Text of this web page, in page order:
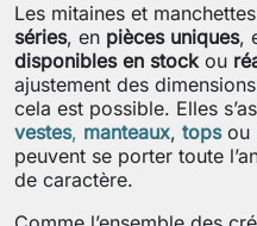
Les mitaines et
séries, en pièces uniques,
disponibles en stockou
ajustement des
cela est possible. Elles
vestes, manteaux, tops ou
peuvent se porter toute
de caractère.